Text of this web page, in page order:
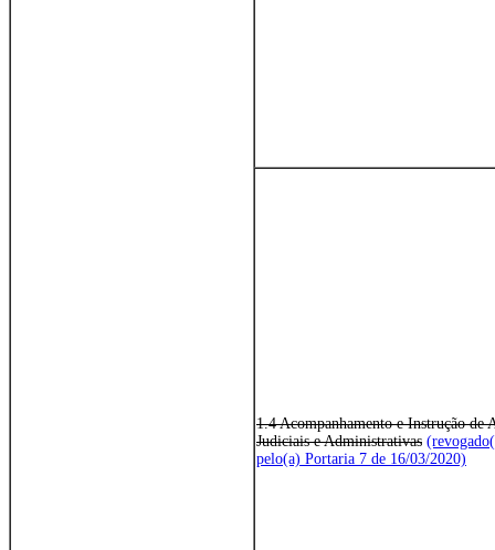
1.4 Acompanhamento e Instrução de
Judiciais e Administrativas
pelo(a) Portaria 7 de 16/03/2020)